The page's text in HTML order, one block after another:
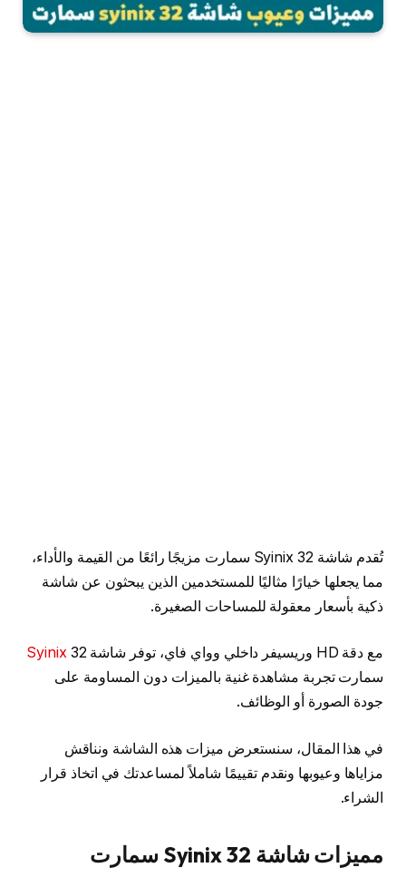
تُقدم شاشة Syinix 32 سمارت مزيجًا رائعًا من القيمة والأداء،
مما يجعلها خيارًا مثاليًا للمستخدمين الذين يبحثون عن شاشة
ذكية بأسعار معقولة للمساحات الصغيرة.
مع دقة HD وريسيفر داخلي وواي فاي، توفر شاشة Syinix 32
سمارت تجربة مشاهدة غنية بالميزات دون المساومة على
جودة الصورة أو الوظائف.
في هذا المقال، سنستعرض ميزات هذه الشاشة ونناقش
مزاياها وعيوبها ونقدم تقييمًا شاملاً لمساعدتك في اتخاذ قرار
الشراء.
مميزات شاشة Syinix 32 سمارت